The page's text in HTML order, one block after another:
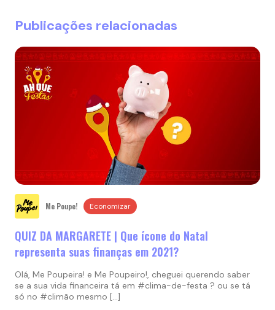
Publicações relacionadas
Me Poupe! Economizar
QUIZ DA MARGARETE | Que ícone do Natal
representa suas finanças em 2021?
Olá, Me Poupeira! e Me Poupeiro!, cheguei querendo saber
se a sua vida financeira tá em #clima-de-festa ? ou se tá
só no #climão mesmo […]